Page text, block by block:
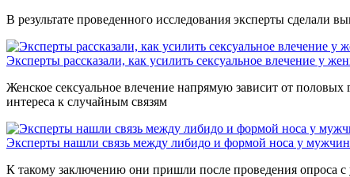
В результате проведенного исследования эксперты сделали
Эксперты рассказали, как усилить сексуальное влечение у
Женское сексуальное влечение напрямую зависит от
интереса к случайным связям
Эксперты нашли связь между либидо и формой носа у мужчин
К такому заключению они пришли после проведения опроса